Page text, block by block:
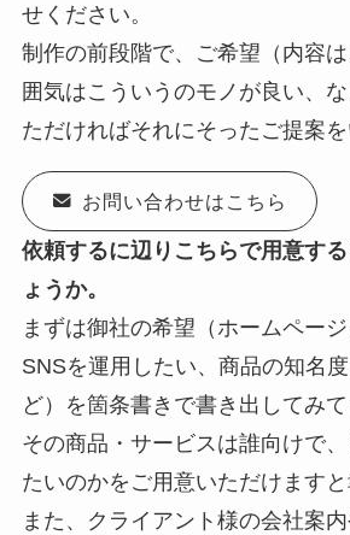
せください。
制作の前段階で、ご希望（内容
囲気はこういうのモノが良い、
ただければそれにそったご提案を
お問い合わせはこちら
依頼するに辺りこちらで用意す
ょうか。
まずは御社の希望（ホームページ
SNSを運用したい、商品の知名
ど）を箇条書きで書き出してみて
その商品・サービスは誰向けで
たいのかをご用意いただけますと
また、クライアント様の会社案内